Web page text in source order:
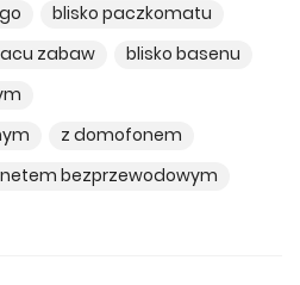
blisko paczkomatu
zabaw
blisko basenu
z domofonem
bezprzewodowym